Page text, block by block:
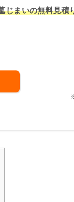
じまいの無料見積